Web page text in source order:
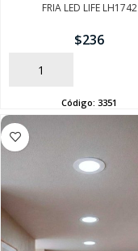
FRIA LED LIFE LH1742
$236
AÑADIR
Código: 3351